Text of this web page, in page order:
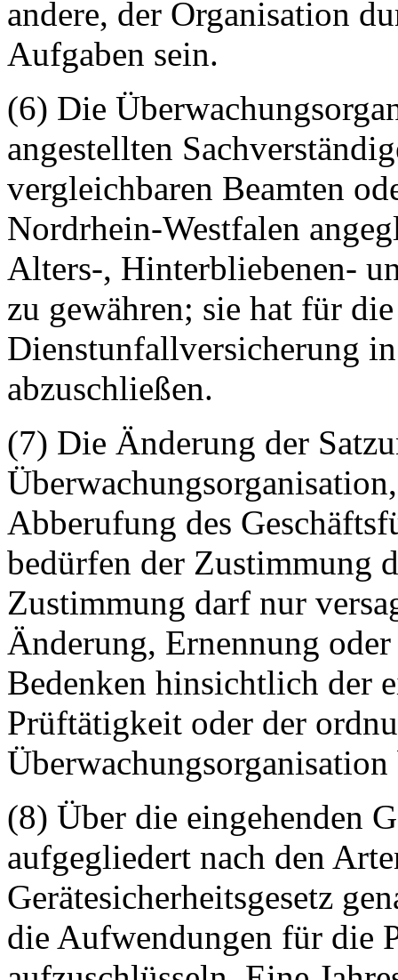
andere, der Organisation
Aufgaben sein.
(6) Die
angestellten
vergleichbaren Beamten
Nordrhein-Westfalen
Alters-, Hinterbliebenen-
zu gewähren; sie hat für
Dienstunfallversicherung
abzuschließen.
(7) Die Änderung der
Abberufung des
bedürfen der Zustimmung
Zustimmung darf nur
Änderung, Ernennung
Bedenken hinsichtlich der
Prüftätigkeit oder der
Überwachungsorganisation
(8) Über die eingehenden
aufgegliedert nach den
Gerätesicherheitsgesetz
die Aufwendungen für die